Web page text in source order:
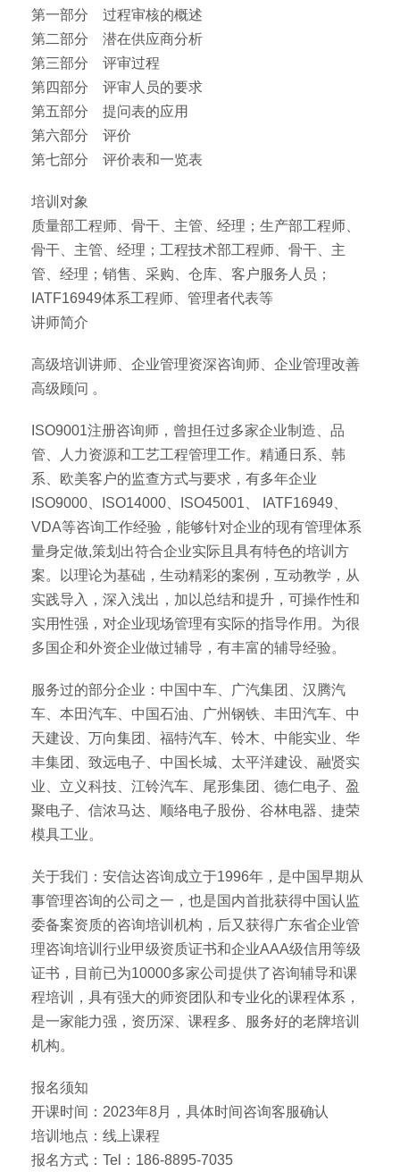
第一部分 过程审核的概述
第二部分 潜在供应商分析
第三部分 评审过程
第四部分 评审人员的要求
第五部分 提问表的应用
第六部分 评价
第七部分 评价表和一览表
培训对象
质量部工程师、骨干、主管、经理；生产部工程师、
骨干、主管、经理；工程技术部工程师、骨干、主
管、经理；销售、采购、仓库、客户服务人员；
IATF16949体系工程师、管理者代表等
讲师简介
高级培训讲师、企业管理资深咨询师、企业管理改善
高级顾问 。
ISO9001注册咨询师，曾担任过多家企业制造、品
管、人力资源和工艺工程管理工作。精通日系、韩
系、欧美客户的监查方式与要求，有多年企业
ISO9000、ISO14000、ISO45001、 IATF16949、
VDA等咨询工作经验，能够针对企业的现有管理体系
量身定做,策划出符合企业实际且具有特色的培训方
案。以理论为基础，生动精彩的案例，互动教学，从
实践导入，深入浅出，加以总结和提升，可操作性和
实用性强，对企业现场管理有实际的指导作用。为很
多国企和外资企业做过辅导，有丰富的辅导经验。
服务过的部分企业：中国中车、广汽集团、汉腾汽
车、本田汽车、中国石油、广州钢铁、丰田汽车、中
天建设、万向集团、福特汽车、铃木、中能实业、华
丰集团、致远电子、中国长城、太平洋建设、融贤实
业、立义科技、江铃汽车、尾形集团、德仁电子、盈
聚电子、信浓马达、顺络电子股份、谷林电器、捷荣
模具工业。
关于我们：安信达咨询成立于1996年，是中国早期从
事管理咨询的公司之一，也是国内首批获得中国认监
委备案资质的咨询培训机构，后又获得广东省企业管
理咨询培训行业甲级资质证书和企业AAA级信用等级
证书，目前已为10000多家公司提供了咨询辅导和课
程培训，具有强大的师资团队和专业化的课程体系，
是一家能力强，资历深、课程多、服务好的老牌培训
机构。
报名须知
开课时间：2023年8月，具体时间咨询客服确认
培训地点：线上课程
报名方式：Tel：186-8895-7035